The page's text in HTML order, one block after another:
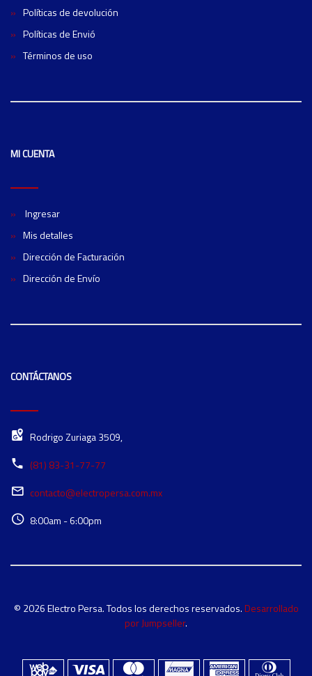
Políticas de devolución
Políticas de Envió
Términos de uso
MI CUENTA
Ingresar
Mis detalles
Dirección de Facturación
Dirección de Envío
CONTÁCTANOS
Rodrigo Zuriaga 3509,
(81) 83-31-77-77
contacto@electropersa.com.mx
8:00am - 6:00pm
© 2026 Electro Persa. Todos los derechos reservados. Desarrollado
por Jumpseller.